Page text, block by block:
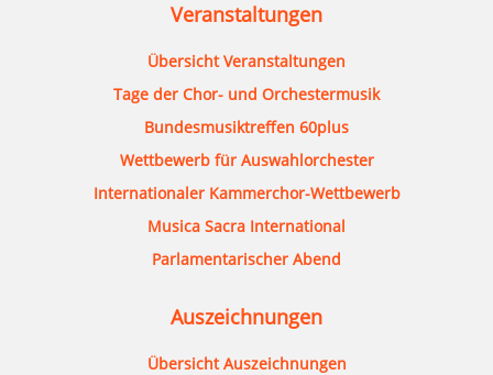
Veranstaltungen
Übersicht Veranstaltungen
Tage der Chor- und Orchestermusik
Bundesmusiktreffen 60plus
Wettbewerb für Auswahlorchester
Internationaler Kammerchor-Wettbewerb
Musica Sacra International
Parlamentarischer Abend
Auszeichnungen
Übersicht Auszeichnungen